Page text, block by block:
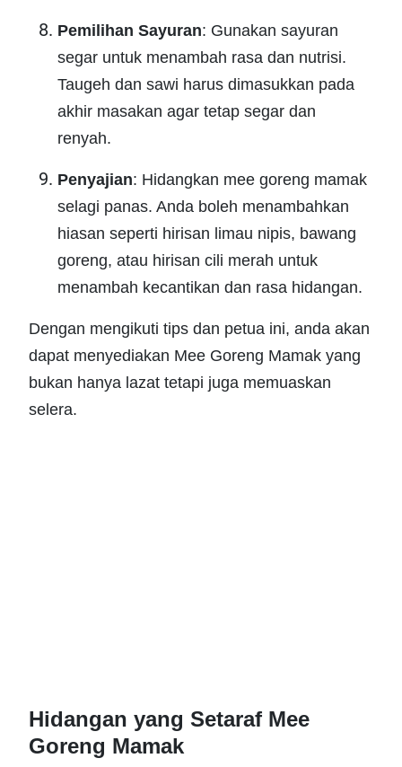
Pemilihan Sayuran: Gunakan sayuran
segar untuk menambah rasa dan nutrisi.
Taugeh dan sawi harus dimasukkan pada
akhir masakan agar tetap segar dan
renyah.
Penyajian: Hidangkan mee goreng mamak
selagi panas. Anda boleh menambahkan
hiasan seperti hirisan limau nipis, bawang
goreng, atau hirisan cili merah untuk
menambah kecantikan dan rasa hidangan.
Dengan mengikuti tips dan petua ini, anda akan
dapat menyediakan Mee Goreng Mamak yang
bukan hanya lazat tetapi juga memuaskan
selera.
Hidangan yang Setaraf Mee
Goreng Mamak